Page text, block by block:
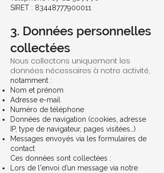
SIRET : 83448777900011
3. Données personnelles
collectées
Nous collectons uniquement les
données nécessaires à notre activité,
notamment :
Nom et prénom
Adresse e-mail
Numéro de téléphone
Données de navigation (cookies, adresse
IP, type de navigateur, pages visitées…)
Messages envoyés via les formulaires de
contact
Ces données sont collectées :
Lors de l'envoi d’un message via notre